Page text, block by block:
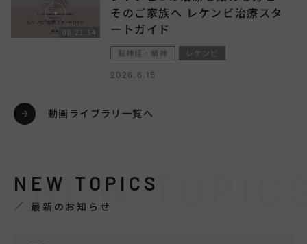
00:21:54
そのご家族へ レケンビ治療スタ
ートガイド
脳神経・精神
レケンビ
2026.6.15
動画ライブラリ一覧へ
NEW
NEW TOPICS
最新のお知らせ